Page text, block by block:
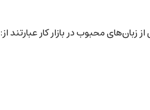
محبوب در بازار کار عبارتند از: